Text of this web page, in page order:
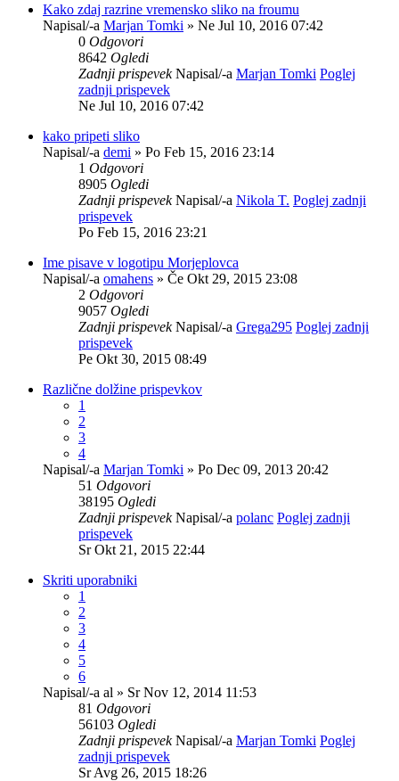
Kako zdaj razrine vremensko sliko na froumu
Napisal/-a Marjan Tomki » Ne Jul 10, 2016 07:42
0 Odgovori
8642 Ogledi
Zadnji prispevekNapisal/-a Marjan Tomki Poglej
zadnji prispevek
Ne Jul 10, 2016 07:42
kako pripeti sliko
Napisal/-a demi » Po Feb 15, 2016 23:14
1 Odgovori
8905 Ogledi
Zadnji prispevekNapisal/-a Nikola T. Poglej zadnji
prispevek
Po Feb 15, 2016 23:21
Ime pisave v logotipu Morjeplovca
Napisal/-a omahens » Če Okt 29, 2015 23:08
2 Odgovori
9057 Ogledi
Zadnji prispevekNapisal/-a Grega295 Poglej zadnji
prispevek
Pe Okt 30, 2015 08:49
Različne dolžine prispevkov
1
2
3
4
Napisal/-a Marjan Tomki » Po Dec 09, 2013 20:42
51 Odgovori
38195 Ogledi
Zadnji prispevekNapisal/-a polanc Poglej zadnji
prispevek
Sr Okt 21, 2015 22:44
Skriti uporabniki
1
2
3
4
5
6
Napisal/-a al » Sr Nov 12, 2014 11:53
81 Odgovori
56103 Ogledi
Zadnji prispevekNapisal/-a Marjan Tomki Poglej
zadnji prispevek
Sr Avg 26, 2015 18:26